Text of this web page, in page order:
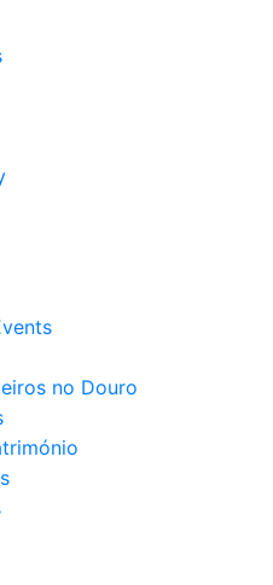
no Douro​